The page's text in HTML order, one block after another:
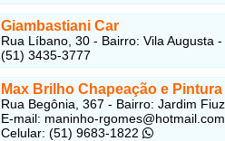
Giambastiani Car
Rua Líbano, 30 - Bairro: Vila Augusta
(51) 3435-3777
Max Brilho Chapeação e Pintura
Rua Begônia, 367 - Bairro: Jardim
E-mail: maninho-rgomes@hotmail.com
Celular: (51) 9683-1822